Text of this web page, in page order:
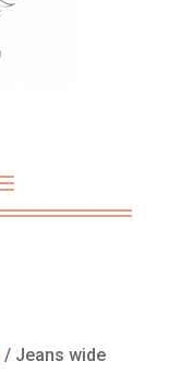
/ Jeans wide